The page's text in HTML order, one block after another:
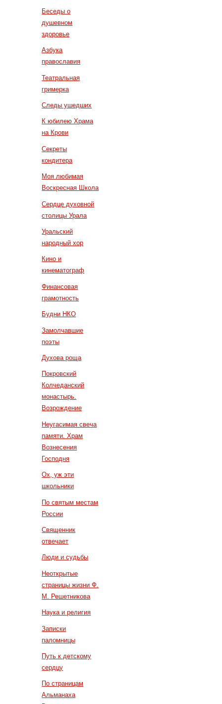
Беседы о
душевном
здоровье
Азбука
православия
Театральная
гримерка
Следы ушедших
К юбилею Храма
на Крови
Секреты
кондитера
Моя любимая
Воскресная Школа
Сердце духовной
столицы Урала
Уральский
народный хор
Кино и
кинематограф
Финансовая
грамотность
Будни НКО
Замолчавшие
поэты
Духова роща
Покровский
Колчеданский
монастырь.
Возрождение
Неугасимая свеча
памяти. Храм
Вознесения
Господня
Ох, уж эти
школьники
По святым местам
России
Священник
отвечает
Люди и судьбы
Неоткрытые
страницы жизни Ф.
М. Решетникова
Наука и религия
Записки
паломницы
Путь к детскому
сердцу
По страницам
Альманаха